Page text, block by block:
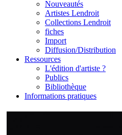
Nouveautés
Artistes Lendroit
Collections Lendroit
fiches
Import
Diffusion/Distribution
Ressources
L'édition d'artiste ?
Publics
Bibliothèque
Informations pratiques